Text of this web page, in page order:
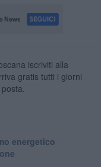
iscriviti alla
gratis tutti i giorni
energetico